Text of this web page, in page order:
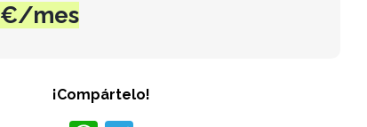
€/mes
¡Compártelo!